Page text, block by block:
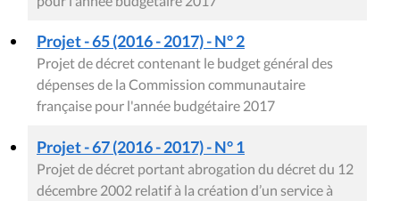
Projet - 65 (2016 - 2017) - N° 2
Projet de décret contenant le budget général des
dépenses de la Commission communautaire
française pour l'année budgétaire 2017
Projet - 67 (2016 - 2017) - N° 1
Projet de décret portant abrogation du décret du 12
décembre 2002 relatif à la création d’un service à